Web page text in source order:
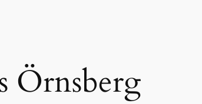
Örnsberg